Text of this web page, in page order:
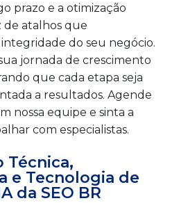
prazo e a otimização
atalhos que
do seu negócio.
jornada de crescimento
que cada etapa seja
a resultados. Agende
nossa equipe e sinta a
com especialistas.
Técnica,
e Tecnologia de
da SEO BR